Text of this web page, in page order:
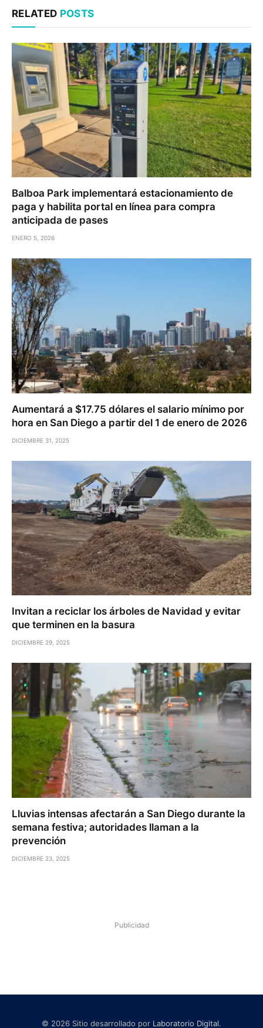
RELATED POSTS
Balboa Park implementará estacionamiento de
paga y habilita portal en línea para compra
anticipada de pases
ENERO 5, 2026
Aumentará a $17.75 dólares el salario mínimo por
hora en San Diego a partir del 1 de enero de 2026
DICIEMBRE 31, 2025
Invitan a reciclar los árboles de Navidad y evitar
que terminen en la basura
DICIEMBRE 29, 2025
Lluvias intensas afectarán a San Diego durante la
semana festiva; autoridades llaman a la
prevención
DICIEMBRE 23, 2025
Publicidad
© 2026 Sitio desarrollado por Laboratorio Digital.